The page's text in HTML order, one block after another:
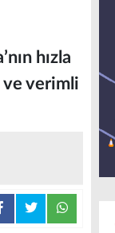
hızla
ve verimli